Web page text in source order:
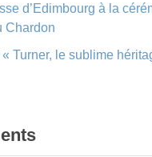
d’Edimbourg à la
Chardon
Turner, le sublime